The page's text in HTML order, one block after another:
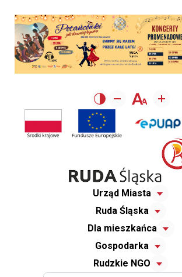
Urząd Miasta
Ruda Śląska
Dla mieszkańca
Gospodarka
Rudzkie NGO